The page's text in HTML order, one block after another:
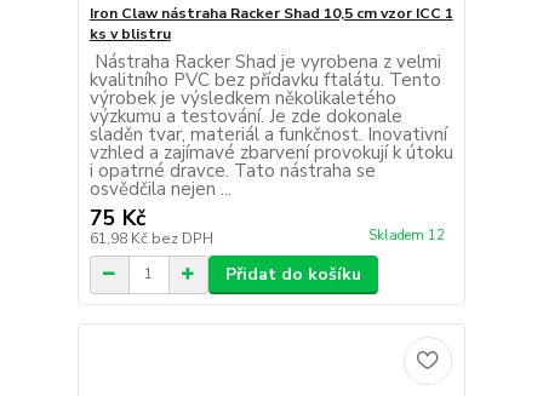
Iron Claw nástraha Racker Shad 10,5 cm vzor ICC 1
ks v blistru
Nástraha Racker Shad je vyrobena z velmi
kvalitního PVC bez přídavku ftalátu. Tento
výrobek je výsledkem několikaletého
výzkumu a testování. Je zde dokonale
sladěn tvar, materiál a funkčnost. Inovativní
vzhled a zajímavé zbarvení provokují k útoku
i opatrné dravce. Tato nástraha se
osvědčila nejen ...
75 Kč
61,98 Kč bez DPH Skladem 12
Přidat do košíku